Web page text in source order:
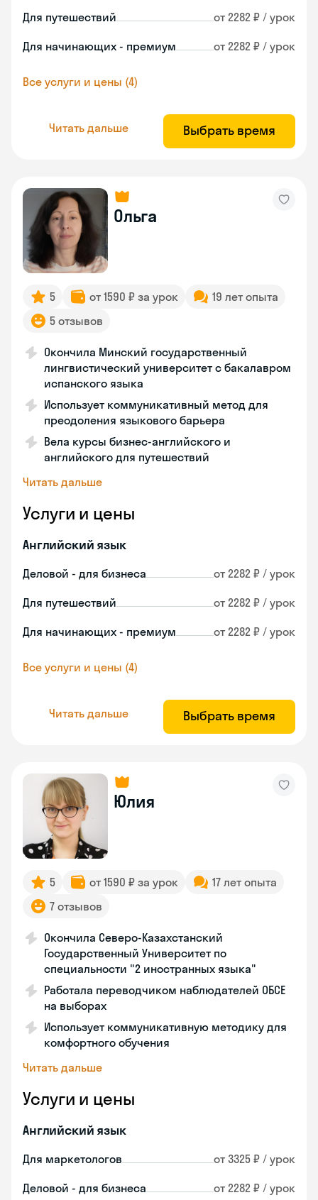
Для путешествий от 2282 ₽ / урок
Для начинающих - премиум от 2282 ₽ / урок
Все услуги и цены (4)
Читать дальше Выбрать время
Ольга
5 от 1590 ₽ за урок
19 лет опыта
5 отзывов
Окончила Минский государственный
лингвистический университет с бакалавром
испанского языка
Использует коммуникативный метод для
преодоления языкового барьера
Вела курсы бизнес-английского и
английского для путешествий
Читать дальше
Услуги и цены
Английский язык
Деловой - для бизнеса от 2282 ₽ / урок
Для путешествий от 2282 ₽ / урок
Для начинающих - премиум от 2282 ₽ / урок
Все услуги и цены (4)
Читать дальше Выбрать время
Юлия
5 от 1590 ₽ за урок
17 лет опыта
7 отзывов
Окончила Северо-Казахстанский
Государственный Университет по
специальности "2 иностранных языка"
Работала переводчиком наблюдателей ОБСЕ
на выборах
Использует коммуникативную методику для
комфортного обучения
Читать дальше
Услуги и цены
Английский язык
Для маркетологов от 3325 ₽ / урок
Деловой - для бизнеса от 2282 ₽ / урок